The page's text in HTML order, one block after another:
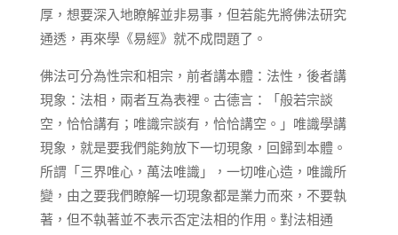
厚，想要深入地瞭解並非易事，但若能先將佛法研究
通透，再來學《易經》就不成問題了。
佛法可分為性宗和相宗，前者講本體：法性，後者講
現象：法相，兩者互為表裡。古德言：「般若宗談
空，恰恰講有；唯識宗談有，恰恰講空。」唯識學講
現象，就是要我們能夠放下一切現象，回歸到本體。
所謂「三界唯心，萬法唯識」，一切唯心造，唯識所
變，由之要我們瞭解一切現象都是業力而來，不要執
著，但不執著並不表示否定法相的作用。對法相通